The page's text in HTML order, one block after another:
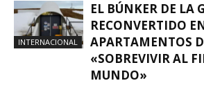
INTERNACIONAL
EL BÚNKER DE LA
RECONVERTIDO
APARTAMENTOS
«SOBREVIVIR AL
MUNDO»